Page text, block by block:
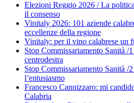
Elezioni Reggio 2026 / La
il consenso
Vinitaly 2026: 101 aziende
eccellenze della regione
Vinitaly: per il vino calabrese un
Stop Commissariamento Sanità /
centrodestra
Stop Commissariamento Sanità /
l’entusiasmo
Francesco Cannizzaro: mi
Calabria